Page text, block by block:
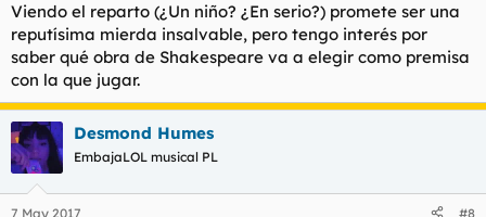
Viendo el reparto (¿Un niño? ¿En serio?) promete ser una
reputísima mierda insalvable, pero tengo interés por
saber qué obra de Shakespeare va a elegir como premisa
con la que jugar.
Desmond Humes
EmbajaLOL musical PL
7 May 2017 #8